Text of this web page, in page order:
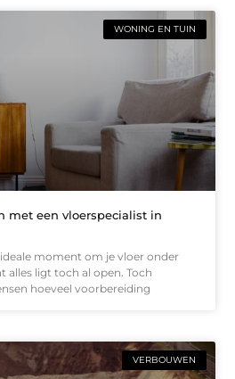
WONING EN TUIN
met een vloerspecialist in
moment om je vloer onder
alles ligt toch al open. Toch
hoeveel voorbereiding
VERBOUWEN